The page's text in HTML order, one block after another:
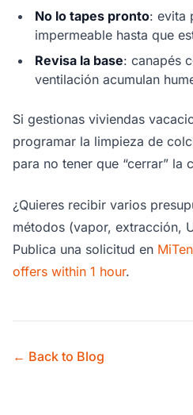
No lo tapes pronto: evita
impermeable hasta que
Revisa la base: canapés
ventilación acumulan
Si gestionas viviendas
programar la limpieza de
para no tener que “cerrar” la
¿Quieres recibir varios
métodos (vapor, extracción,
Publica una solicitud en
offers within 1 hour.
← Back to Blog